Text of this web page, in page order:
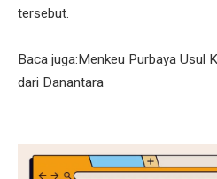
tersebut.
Baca juga:Menkeu Purbaya Usul
dari Danantara